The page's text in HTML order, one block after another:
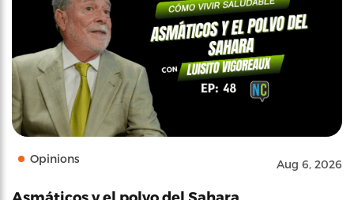
Opinions Aug 6, 2026
Asmáticos y el polvo del Sahara